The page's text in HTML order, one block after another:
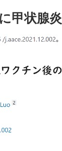
甲状腺炎